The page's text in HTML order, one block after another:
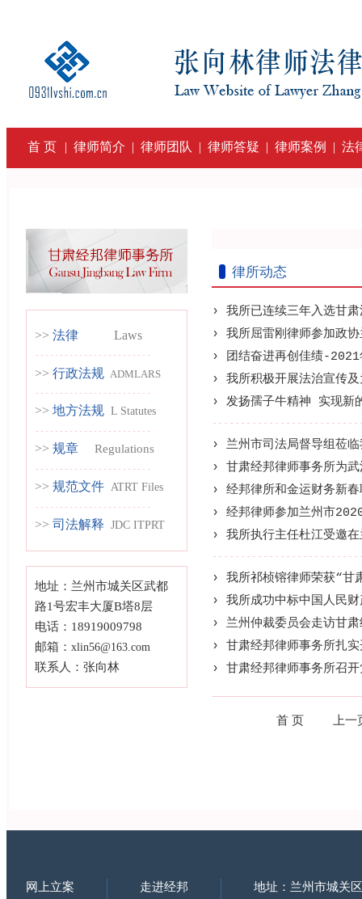
首 页 | 律师简介 | 律师团队 | 律师答疑 | 律师案例 | 法
>> 法律 Laws
------------------------
>> 行政法规 ADMLARS
------------------------
>> 地方法规 L Statutes
------------------------
>> 规章 Regulations
------------------------
>> 规范文件 ATRT Files
------------------------
>> 司法解释 JDC ITPRT
地址：兰州市城关区武都
路1号宏丰大厦B塔8层
电话：18919009798
邮箱： xlin56@163.com
联系人：张向林
律所动态
› 我所已连续三年入选甘
› 我所屈雷刚律师参加政
› 团结奋进再创佳绩-2021
› 我所积极开展法治宣传
› 发扬孺子牛精神 实现新
› 兰州市司法局督导组莅
› 甘肃经邦律师事务所为
› 经邦律所和金运财务新
› 经邦律师参加兰州市
› 我所执行主任杜江受邀
› 我所祁桢镕律师荣获“甘
› 我所成功中标中国人民
› 兰州仲裁委员会走访甘
› 甘肃经邦律师事务所扎
› 甘肃经邦律师事务所召
首 页 上一
网上立案 走进经邦
地址：兰州市城关